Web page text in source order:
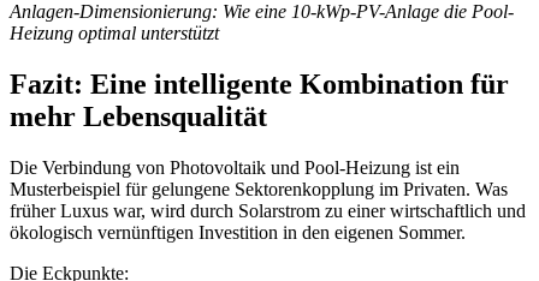
Anlagen-Dimensionierung: Wie eine 10-kWp-PV-Anlage die Pool-
Heizung optimal unterstützt
Fazit: Eine intelligente Kombination für
mehr Lebensqualität
Die Verbindung von Photovoltaik und Pool-Heizung ist ein
Musterbeispiel für gelungene Sektorenkopplung im Privaten. Was
früher Luxus war, wird durch Solarstrom zu einer wirtschaftlich und
ökologisch vernünftigen Investition in den eigenen Sommer.
Die Eckpunkte: